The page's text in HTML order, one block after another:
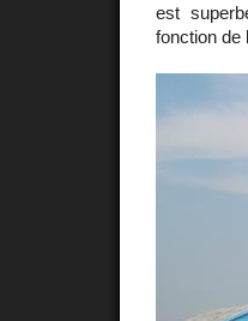
est
fonction de